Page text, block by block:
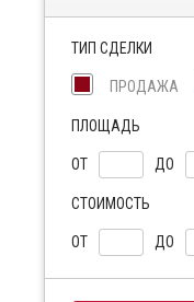
ТИП СДЕЛКИ
ПРОДАЖА
ПЛОЩАДЬ
ОТ ДО
СТОИМОСТЬ
ОТ ДО